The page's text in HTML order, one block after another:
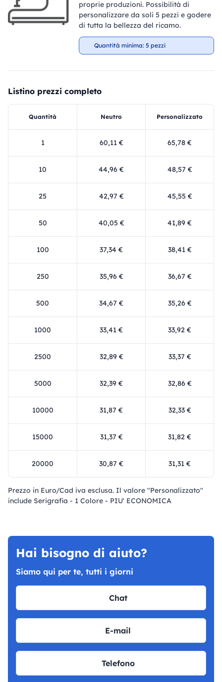
proprie produzioni. Possibilità di
personalizzare da soli 5 pezzi e godere
di tutta la bellezza del ricamo.
Quantità minima: 5 pezzi
Listino prezzi completo
Quantità Neutro Personalizzato
1 60,11 € 65,78 €
10 44,96 € 48,57 €
25 42,97 € 45,55 €
50 40,05 € 41,89 €
100 37,34 € 38,41 €
250 35,96 € 36,67 €
500 34,67 € 35,26 €
1000 33,41 € 33,92 €
2500 32,89 € 33,37 €
5000 32,39 € 32,86 €
10000 31,87 € 32,33 €
15000 31,37 € 31,82 €
20000 30,87 € 31,31 €
Prezzo in Euro/Cad iva esclusa. Il valore "Personalizzato"
include Serigrafia - 1 Colore - PIU' ECONOMICA
Hai bisogno di aiuto?
Siamo qui per te, tutti i giorni
Chat
E-mail
Telefono